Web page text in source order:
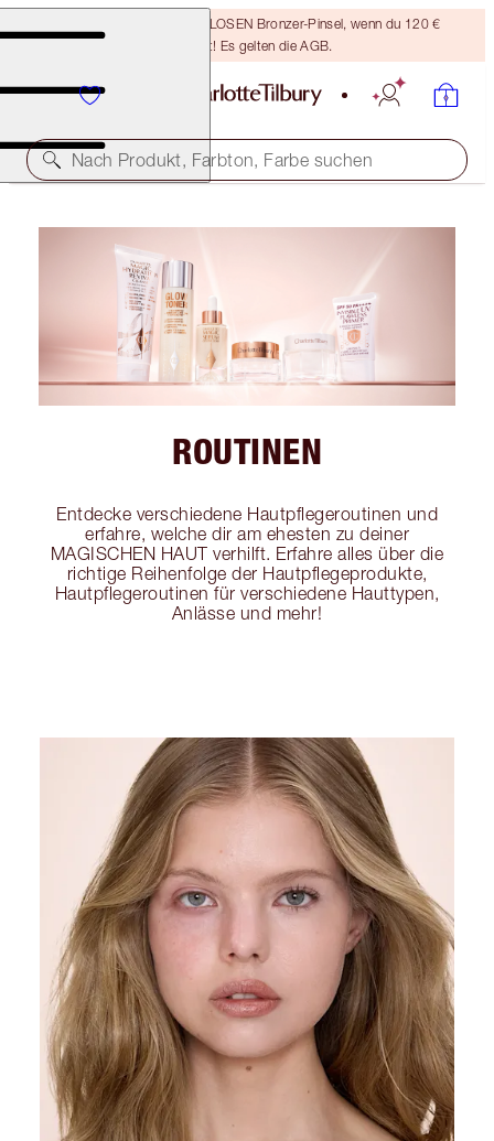
Sichere dir einen KOSTENLOSEN Bronzer-Pinsel, wenn du 120 €
ausgibst! Es gelten die AGB.
Nach Produkt, Farbton, Farbe suchen
ROUTINEN
Entdecke verschiedene Hautpflegeroutinen und
erfahre, welche dir am ehesten zu deiner
MAGISCHEN HAUT verhilft. Erfahre alles über die
richtige Reihenfolge der Hautpflegeprodukte,
Hautpflegeroutinen für verschiedene Hauttypen,
Anlässe und mehr!